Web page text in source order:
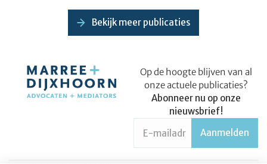
vermijden, betekent dit niet dat advocaten overbodig
Bekijk meer publicaties
Op de hoogte blijven van al
onze actuele publicaties?
Abonneer nu op onze
nieuwsbrief!